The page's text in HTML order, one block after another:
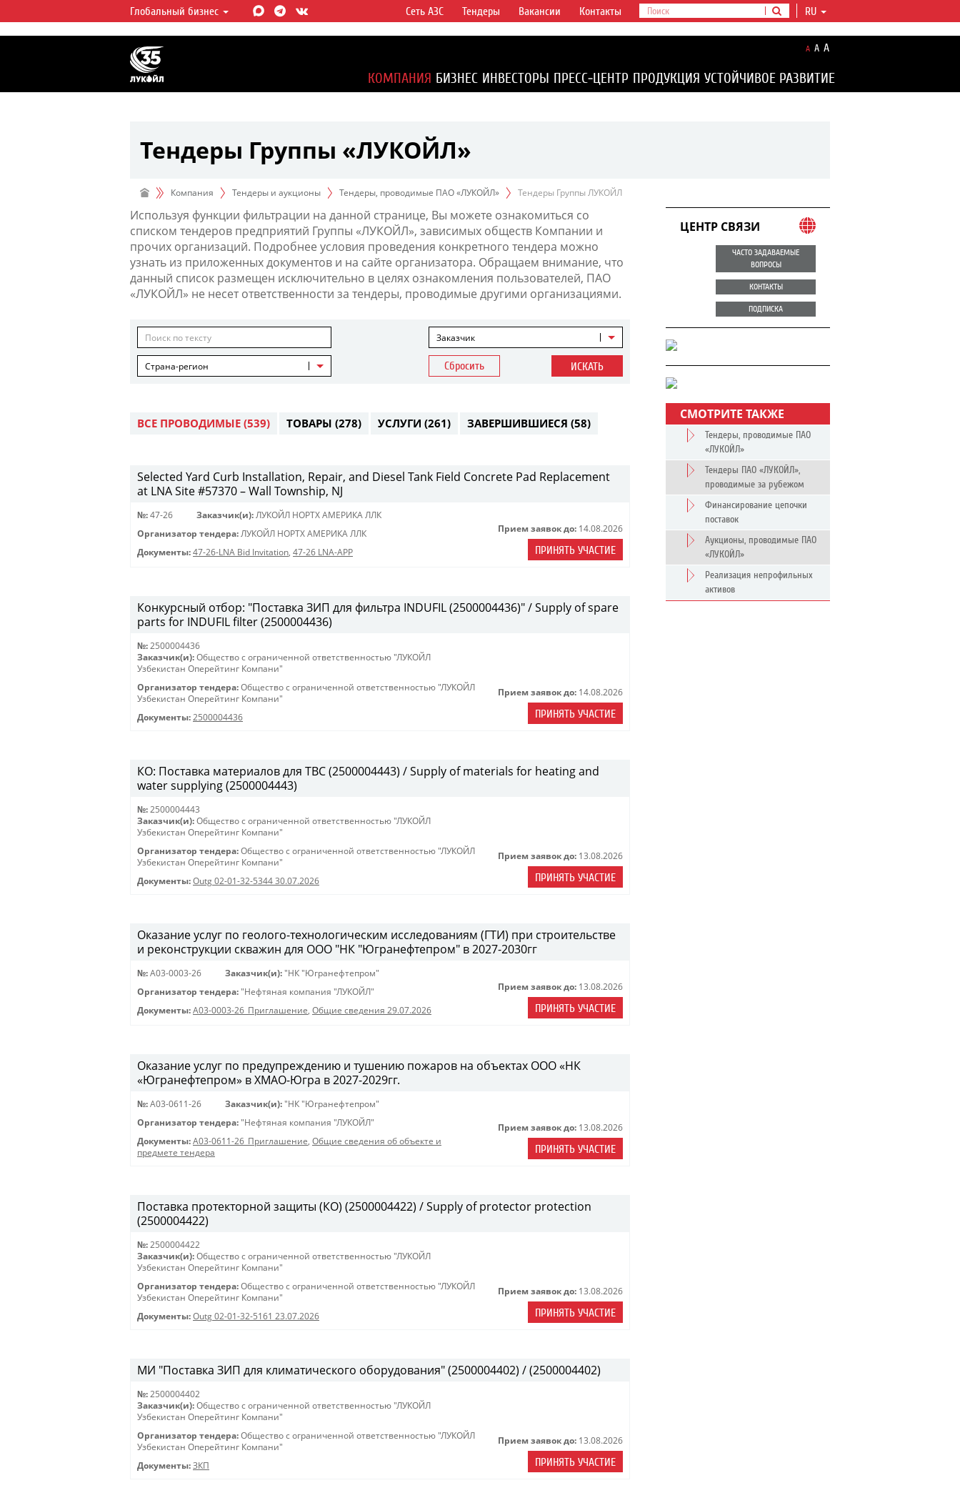
ЛУКОЙЛ СЕГОДНЯ
ЛУКОЙЛ — одна из крупнейших вертикально
интегрированных нефтегазовых компаний в
мире, на долю которой приходится более 2%
мировой добычи нефти и около 1% доказанных
Глобальный бизнес RU
Сеть АЗС Тендеры Вакансии Контакты
A A A
КОМПАНИЯ БИЗНЕС ИНВЕСТОРЫ ПРЕСС-ЦЕНТР ПРОДУКЦИЯ УСТОЙЧИВОЕ РАЗВИТИЕ
Тендеры Группы «ЛУКОЙЛ»
Компания Тендеры и аукционы Тендеры, проводимые ПАО «ЛУКОЙЛ» Тендеры Группы ЛУКОЙЛ
Используя функции фильтрации на данной странице, Вы можете ознакомиться со
списком тендеров предприятий Группы «ЛУКОЙЛ», зависимых обществ Компании и
прочих организаций. Подробнее условия проведения конкретного тендера можно
узнать из приложенных документов и на сайте организатора. Обращаем внимание, что
данный список размещен исключительно в целях ознакомления пользователей, ПАО
«ЛУКОЙЛ» не несет ответственности за тендеры, проводимые другими организациями.
Заказчик
Страна-регион Сбросить ИСКАТЬ
ВСЕ ПРОВОДИМЫЕ (539) ТОВАРЫ (278) УСЛУГИ (261) ЗАВЕРШИВШИЕСЯ (58)
Selected Yard Curb Installation, Repair, and Diesel Tank Field Concrete Pad Replacement
at LNA Site #57370 – Wall Township, NJ
№: 47-26 Заказчик(и): ЛУКОЙЛ НОРТХ АМЕРИКА ЛЛК
Организатор тендера: ЛУКОЙЛ НОРТХ АМЕРИКА ЛЛК
Документы: 47-26-LNA Bid Invitation, 47-26 LNA-APP
Прием заявок до: 14.08.2026
ПРИНЯТЬ УЧАСТИЕ
Конкурсный отбор: "Поставка ЗИП для фильтра INDUFIL (2500004436)" / Supply of spare
parts for INDUFIL filter (2500004436)
№: 2500004436
Заказчик(и): Общество с ограниченной ответственностью "ЛУКОЙЛ
Узбекистан Оперейтинг Компани"
Организатор тендера: Общество с ограниченной ответственностью "ЛУКОЙЛ
Узбекистан Оперейтинг Компани"
Документы: 2500004436
Прием заявок до: 14.08.2026
ПРИНЯТЬ УЧАСТИЕ
КО: Поставка материалов для ТВС (2500004443) / Supply of materials for heating and
water supplying (2500004443)
№: 2500004443
Заказчик(и): Общество с ограниченной ответственностью "ЛУКОЙЛ
Узбекистан Оперейтинг Компани"
Организатор тендера: Общество с ограниченной ответственностью "ЛУКОЙЛ
Узбекистан Оперейтинг Компани"
Документы: Outg 02-01-32-5344 30.07.2026
Прием заявок до: 13.08.2026
ПРИНЯТЬ УЧАСТИЕ
Оказание услуг по геолого-технологическим исследованиям (ГТИ) при строительстве
и реконструкции скважин для ООО "НК "Югранефтепром" в 2027-2030гг
№: A03-0003-26 Заказчик(и): "НК "Югранефтепром"
Организатор тендера: "Нефтяная компания "ЛУКОЙЛ"
Документы: A03-0003-26_Приглашение, Общие сведения 29.07.2026
Прием заявок до: 13.08.2026
ПРИНЯТЬ УЧАСТИЕ
Оказание услуг по предупреждению и тушению пожаров на объектах ООО «НК
«Югранефтепром» в ХМАО-Югра в 2027-2029гг.
№: A03-0611-26 Заказчик(и): "НК "Югранефтепром"
Организатор тендера: "Нефтяная компания "ЛУКОЙЛ"
Документы: A03-0611-26_Приглашение, Общие сведения об объекте и
предмете тендера
Прием заявок до: 13.08.2026
ПРИНЯТЬ УЧАСТИЕ
Поставка протекторной защиты (КО) (2500004422) / Supply of protector protection
(2500004422)
№: 2500004422
Заказчик(и): Общество с ограниченной ответственностью "ЛУКОЙЛ
Узбекистан Оперейтинг Компани"
Организатор тендера: Общество с ограниченной ответственностью "ЛУКОЙЛ
Узбекистан Оперейтинг Компани"
Документы: Outg 02-01-32-5161 23.07.2026
Прием заявок до: 13.08.2026
ПРИНЯТЬ УЧАСТИЕ
МИ "Поставка ЗИП для климатического оборудования" (2500004402) / (2500004402)
№: 2500004402
Заказчик(и): Общество с ограниченной ответственностью "ЛУКОЙЛ
Узбекистан Оперейтинг Компани"
Организатор тендера: Общество с ограниченной ответственностью "ЛУКОЙЛ
Узбекистан Оперейтинг Компани"
Документы: ЗКП
Прием заявок до: 13.08.2026
ПРИНЯТЬ УЧАСТИЕ
ЦЕНТР СВЯЗИ
ЧАСТО ЗАДАВАЕМЫЕ
ВОПРОСЫ
КОНТАКТЫ
ПОДПИСКА
СМОТРИТЕ ТАКЖЕ
Тендеры, проводимые ПАО
«ЛУКОЙЛ»
Тендеры ПАО «ЛУКОЙЛ»,
проводимые за рубежом
Финансирование цепочки
поставок
Аукционы, проводимые ПАО
«ЛУКОЙЛ»
Реализация непрофильных
активов